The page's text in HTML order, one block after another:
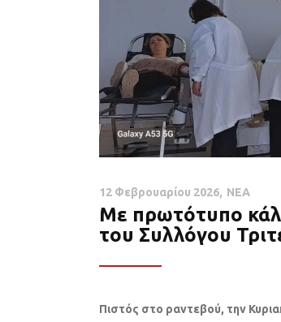
12 Φεβρουαρίου 2026 ΝΕΑ
Με πρωτότυπο
του Συλλόγου
Πιστός στο ραντεβού, την